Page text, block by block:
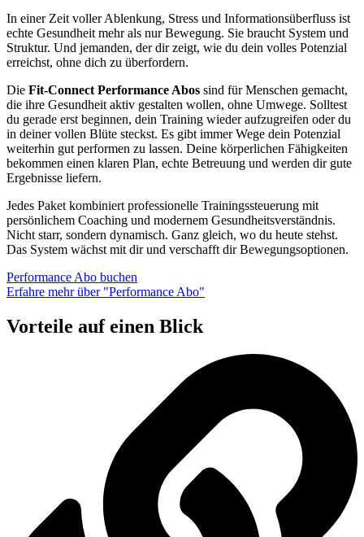
In einer Zeit voller Ablenkung, Stress und Informationsüberfluss ist
echte Gesundheit mehr als nur Bewegung. Sie braucht System und
Struktur. Und jemanden, der dir zeigt, wie du dein volles Potenzial
erreichst, ohne dich zu überfordern.
Die Fit-Connect Performance Abos sind für Menschen gemacht,
die ihre Gesundheit aktiv gestalten wollen, ohne Umwege. Solltest
du gerade erst beginnen, dein Training wieder aufzugreifen oder du
in deiner vollen Blüte steckst. Es gibt immer Wege dein Potenzial
weiterhin gut performen zu lassen. Deine körperlichen Fähigkeiten
bekommen einen klaren Plan, echte Betreuung und werden dir gute
Ergebnisse liefern.
Jedes Paket kombiniert professionelle Trainingssteuerung mit
persönlichem Coaching und modernem Gesundheitsverständnis.
Nicht starr, sondern dynamisch. Ganz gleich, wo du heute stehst.
Das System wächst mit dir und verschafft dir Bewegungsoptionen.
Performance Abo buchen
Erfahre mehr über "Performance Abo"
Vorteile auf einen Blick